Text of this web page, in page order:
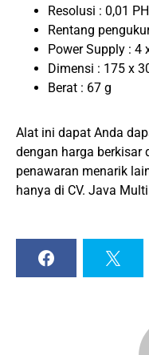
Resolusi : 0,01 PH
Rentang
Power Supply : 4
Dimensi : 175 x
Berat : 67 g
Alat ini dapat Anda
dengan harga berkisar
penawaran menarik
hanya di CV. Java